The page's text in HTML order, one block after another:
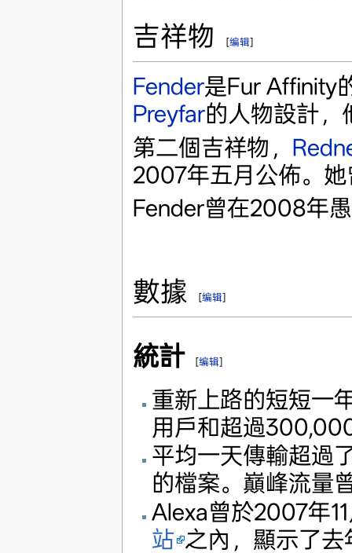
吉祥物 [编辑]
Fender是Fur Affinity
Preyfar的人物設計，
第二個吉祥物，
2007年五月公佈。
Fender曾在2008年
數據 [编辑]
統計 [编辑]
重新上路的短短一
用戶和超過
平均一天傳輸超過
的檔案。巔峰流量
Alexa曾於2007年
站 之內，顯示了